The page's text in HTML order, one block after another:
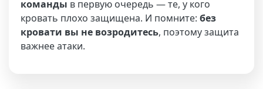
команды в первую очередь — те, у кого
кровать плохо защищена. И помните: без
кровати вы не возродитесь, поэтому защита
важнее атаки.